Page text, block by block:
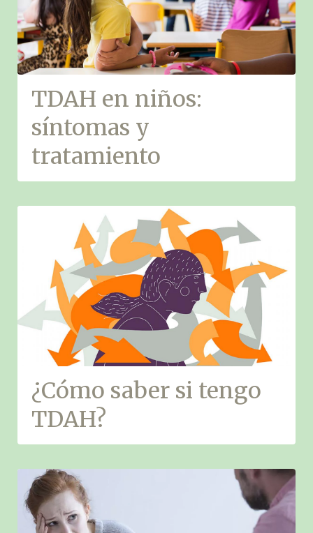
TDAH en niños:
síntomas y
tratamiento
¿Cómo saber si tengo
TDAH?